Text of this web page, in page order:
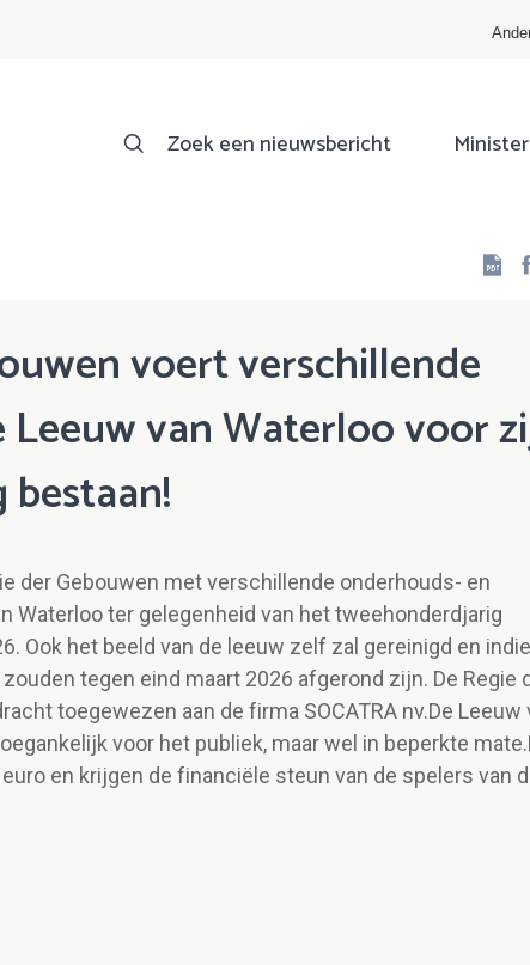
Zoek een nieuwsbericht
voert verschillende
van Waterloo voor
der Gebouwen met verschillende onderhouds- en
Waterloo ter gelegenheid van het tweehonderdjarig
Ook het beeld van de leeuw zelf zal gereinigd en
tegen eind maart 2026 afgerond zijn. De Regie
toegewezen aan de firma SOCATRA nv.De Leeuw
voor het publiek, maar wel in beperkte
en krijgen de financiële steun van de spelers van